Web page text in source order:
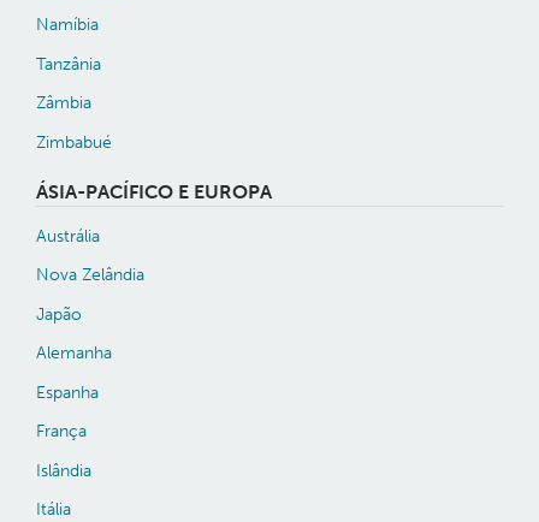
Namíbia
Tanzânia
Zâmbia
Zimbabué
ÁSIA-PACÍFICO E EUROPA
Austrália
Nova Zelândia
Japão
Alemanha
Espanha
França
Islândia
Itália